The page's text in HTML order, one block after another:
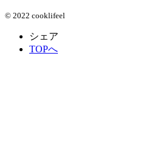
© 2022 cooklifeel
シェア
TOPへ